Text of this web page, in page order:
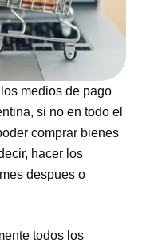
medios de pago
si no en todo el
comprar bienes
hacer los
despues o
todos los